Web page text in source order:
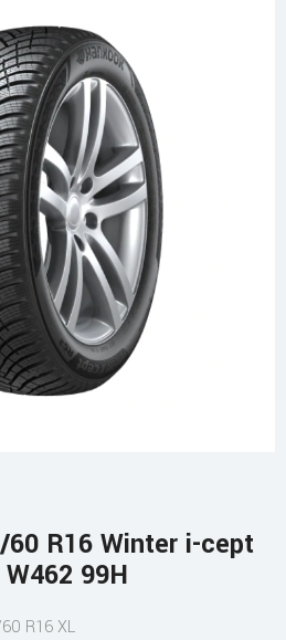
60 R16 Winter i-cept
W462 99H
R16 XL